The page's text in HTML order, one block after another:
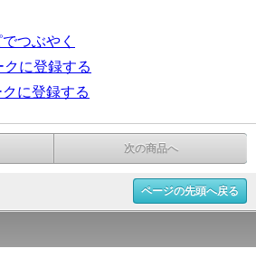
つぶやく
に登録する
に登録する
次の商品へ
ページの先頭へ戻る